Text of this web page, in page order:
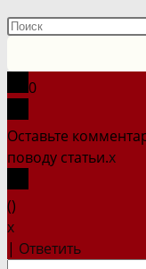
Поиск
сайте
0
Оставьте
поводу статьи.x
()
x
| Ответить